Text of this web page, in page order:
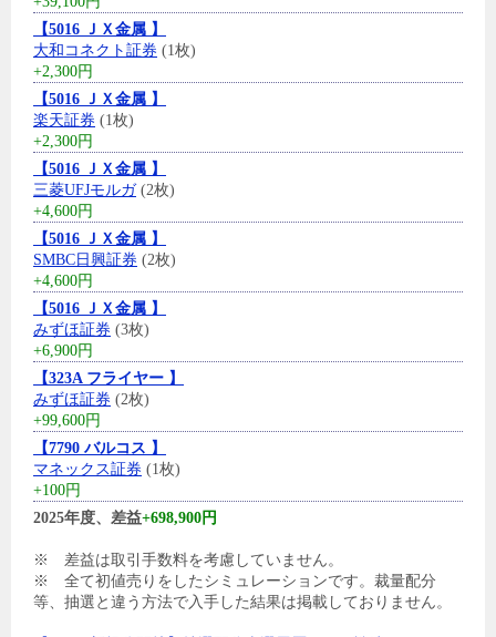
【5016 ＪＸ金属 】
大和コネクト証券 (1枚)
+2,300円
【5016 ＪＸ金属 】
楽天証券 (1枚)
+2,300円
【5016 ＪＸ金属 】
三菱UFJモルガ(2枚)
+4,600円
【5016 ＪＸ金属 】
SMBC日興証券 (2枚)
+4,600円
【5016 ＪＸ金属 】
みずほ証券 (3枚)
+6,900円
【323A フライヤー 】
みずほ証券 (2枚)
+99,600円
【7790 バルコス 】
マネックス証券 (1枚)
+100円
2025年度、差益+698,900円
※ 差益は取引手数料を考慮していません。
※ 全て初値売りをしたシミュレーションです。裁量配分
等、抽選と違う方法で入手した結果は掲載しておりません。